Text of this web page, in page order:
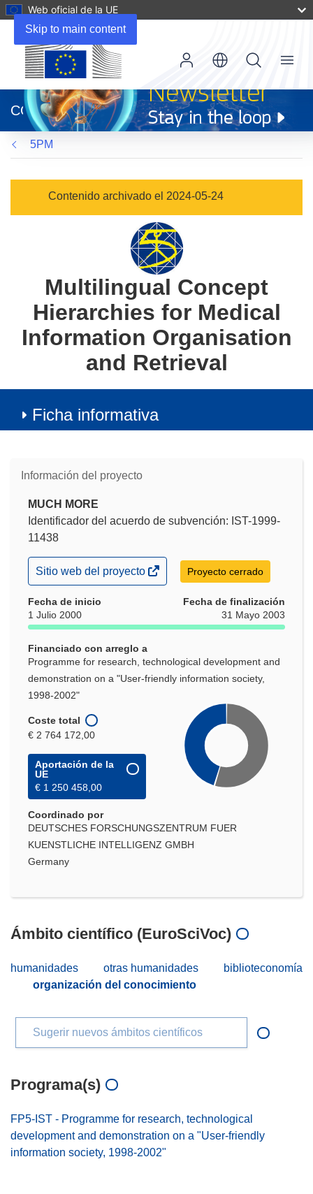
Skip to main content
Web oficial de la UE
abrirá
en
una
nueva
ventana)
CORDIS
Menu
5PM
Contenido archivado el 2024-05-24
Multilingual Concept
Hierarchies for Medical
Information Organisation
and Retrieval
Ficha informativa
Información del proyecto
MUCH MORE
Identificador del acuerdo de subvención: IST-1999-
11438
(se
abrirá
una
nueva
ventana)
Sitio web del proyecto Proyecto cerrado
Fecha de inicio
1 Julio 2000
Fecha de finalización
31 Mayo 2003
Financiado con arreglo a
Programme for research, technological development and
demonstration on a "User-friendly information society,
1998-2002"
Coste total
€ 2 764 172,00
Aportación de la
UE
€ 1 250 458,00
Coordinado por
DEUTSCHES FORSCHUNGSZENTRUM FUER
KUENSTLICHE INTELLIGENZ GMBH
Germany
Ámbito científico (EuroSciVoc)
humanidades otras humanidades
biblioteconomía
organización del conocimiento
Sugerir nuevos ámbitos científicos
Programa(s)
FP5-IST - Programme for research, technological
development and demonstration on a "User-friendly
information society, 1998-2002"